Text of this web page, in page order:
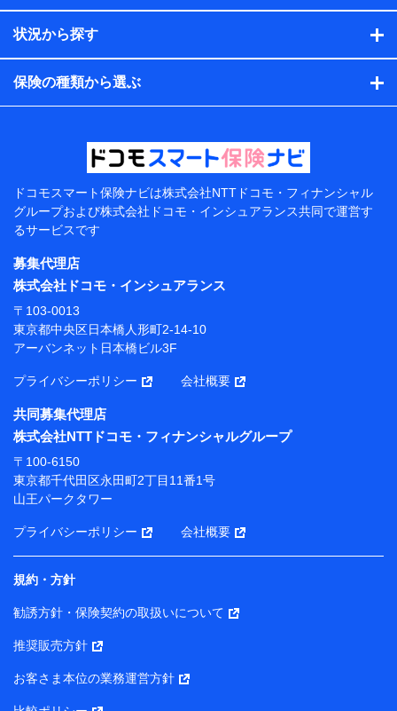
当社または株式会社NTTドコモ・フィナンシャルグルー
プが取得し、又は保有する保険契約に関する情報。例と
して、保険契約者及び被保険者の氏名、住所、生年月
日、性別、保険契約者と被保険者の関係、保険加入の目
的、保険商品の内容、保険料、保険料のお支払方法、車
のメーカーや走行距離などの情報、建物の構造や築年数
などの情報、ペットの種類や年齢などの情報などが含ま
提供当事者から受領当事者が個人データを取得する方法
電子的・電磁的方法等
【共同して利用する者の範囲】
当社
株式会社NTTドコモ・フィナンシャルグループ
【利用目的】
当社または株式会社NTTドコモ・フィナンシャルグルー
プが提供する保険関連サービスにおけるユーザー登録受
付および管理のため
当社または株式会社NTTドコモ・フィナンシャルグルー
携会社の保険その他に関する情報を提供するため、また
維持管理等の委託業務遂行のため、またそれらに付帯、
関連する当社または株式会社NTTドコモ・フィナンシャ
ルグループおよび提携会社のサービスを案内、提供する
ため
（各サービスで取得したサービス利用履歴、ウェブサイ
トの閲覧履歴、購買履歴、ご契約内容等のパーソナルデ
ータを分析して、お客さまの趣味・嗜好・傾向に応じた
サービス・商品等に関するご提案や広告の配信等を行う
ことがあります。）
各種セミナーの開催のため
コンサルティングサービスの実施のため
アンケートやキャンペーン等の実施のため
上記に係る案内・手続き・管理等付帯業務を行うため
所・代表者名】
状況から探す
保険の種類から選ぶ
ドコモスマート保険ナビは株式会社NTTドコモ・フィナンシャル
グループおよび株式会社ドコモ・インシュアランス共同で運営す
るサービスです
募集代理店
株式会社ドコモ・インシュアランス
〒103-0013
東京都中央区日本橋人形町2-14-10
アーバンネット日本橋ビル3F
プライバシーポリシー 会社概要
共同募集代理店
株式会社NTTドコモ・フィナンシャルグループ
〒100-6150
東京都千代田区永田町2丁目11番1号
山王パークタワー
プライバシーポリシー 会社概要
規約・方針
勧誘方針・保険契約の取扱いについて
推奨販売方針
お客さま本位の業務運営方針